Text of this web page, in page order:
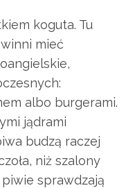
koguta. Tu
mieć
albo burgerami.
jądrami
budzą raczej
niż szalony
sprawdzają